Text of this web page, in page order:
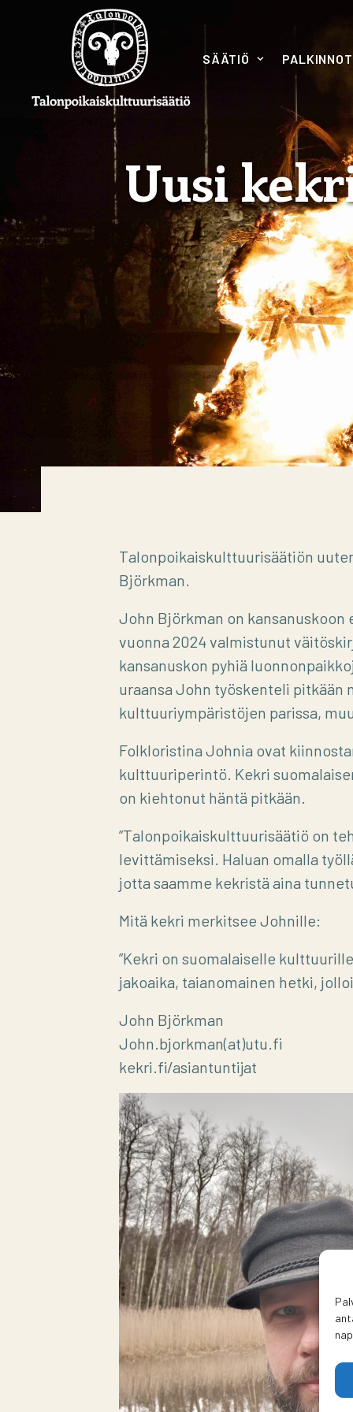
SÄÄTIÖ PALKINNOT
Uusi
Talonpoikaiskulttuurisäätiön
Björkman.
John Björkman on
vuonna 2024 valmistunut
kansanuskon pyhiä
uraansa John työskenteli pitkään
kulttuuriympäristöjen parissa,
Folkloristina Johnia ovat
kulttuuriperintö. Kekri
on kiehtonut häntä pitkään.
”Talonpoikaiskulttuurisäätiö on
levittämiseksi. Haluan omalla
jotta saamme kekristä aina
Mitä kekri merkitsee Johnille:
”Kekri on suomalaiselle
jakoaika, taianomainen hetki,
John Björkman
John.bjorkman(at)utu.fi
kekri.fi/asiantuntijat